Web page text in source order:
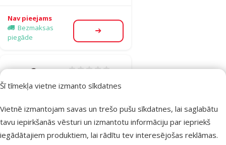
Šī tīmekļa vietne izmanto sīkdatnes
Vietnē izmantojam savas un trešo pušu sīkdatnes, lai saglabātu
tavu iepirkšanās vēsturi un izmantotu informāciju par iepriekš
iegādātajiem produktiem, lai rādītu tev interesējošas reklāmas.
Nav pieejams
Bezmaksas
piegāde
Apskatīt
Barotava āra
Trixie Acorn,
700 ml, 14 x 22
cm
Atsauksmes 0%